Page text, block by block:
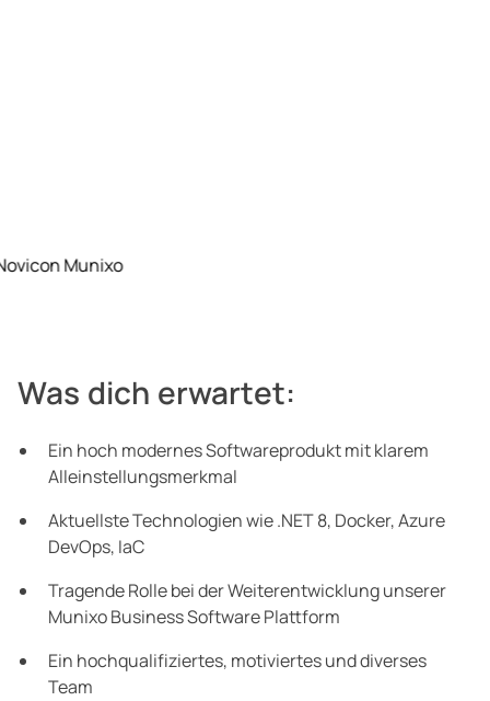
Was dich erwartet:
Ein hoch modernes Softwareprodukt mit klarem
Alleinstellungsmerkmal
Aktuellste Technologien wie .NET 8, Docker, Azure
DevOps, IaC
Tragende Rolle bei der Weiterentwicklung unserer
Munixo Business Software Plattform
Ein hochqualifiziertes, motiviertes und diverses
Team